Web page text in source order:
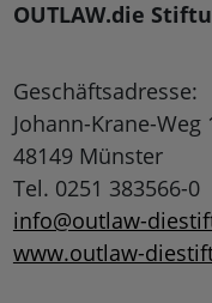
OUTLAW.die
Geschäftsadresse:
Johann-Krane-Weg
48149 Münster
Tel. 0251 383566-0
info@outlaw-
www.outlaw-